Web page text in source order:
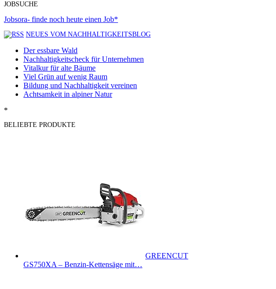
JOBSUCHE
Jobsora- finde noch heute einen Job*
NEUES VOM NACHHALTIGKEITSBLOG
Der essbare Wald
Nachhaltigkeitscheck für Unternehmen
Vitalkur für alte Bäume
Viel Grün auf wenig Raum
Bildung und Nachhaltigkeit vereinen
Achtsamkeit in alpiner Natur
*
BELIEBTE PRODUKTE
GREENCUT
GS750XA – Benzin-Kettensäge mit…